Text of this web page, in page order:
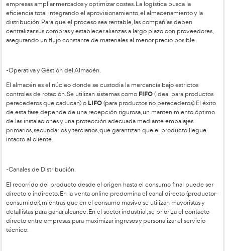
Mercancías dentro de la
Transporte y Logística.
-Estrategia y Logística Internacional.
El transporte internacional es la base del comercio global,
empresas ampliar mercados y optimizar costes. La logística
eficiencia total integrando el aprovisionamiento, el
distribución. Para que el proceso sea rentable, las
centralizar sus compras y establecer alianzas a largo plazo
-Operativa y Gestión del Almacén.
El almacén es el núcleo donde se custodia la mercancía
controles de rotación. Se utilizan sistemas comoFIFO(ideal
perecederos que caducan) o